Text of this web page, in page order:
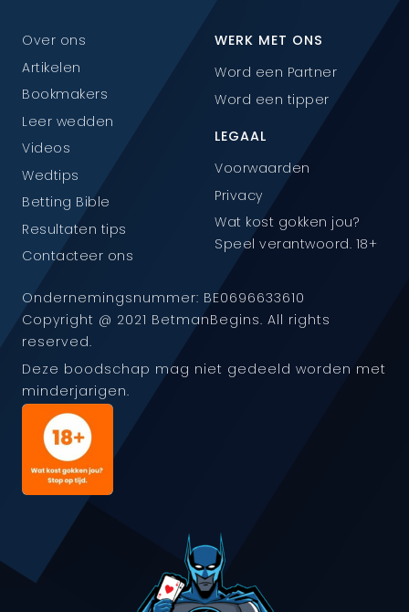
Over ons
Artikelen
Bookmakers
Leer wedden
Videos
Wedtips
Betting Bible
Resultaten tips
Contacteer ons
WERK MET ONS
Word een Partner
Word een tipper
LEGAAL
Voorwaarden
Privacy
Wat kost gokken jou?
Speel verantwoord. 18+
Ondernemingsnummer: BE0696633610
Copyright @ 2021 BetmanBegins. All rights
reserved.
Deze boodschap mag niet gedeeld worden met
minderjarigen.